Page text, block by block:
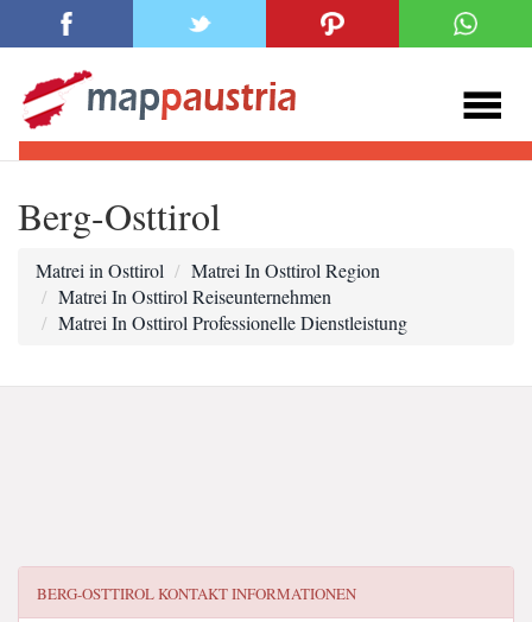
Berg-Osttirol
Matrei in Osttirol
Matrei In Osttirol Region
Matrei In Osttirol Reiseunternehmen
Matrei In Osttirol Professionelle Dienstleistung
BERG-OSTTIROLKONTAKT INFORMATIONEN